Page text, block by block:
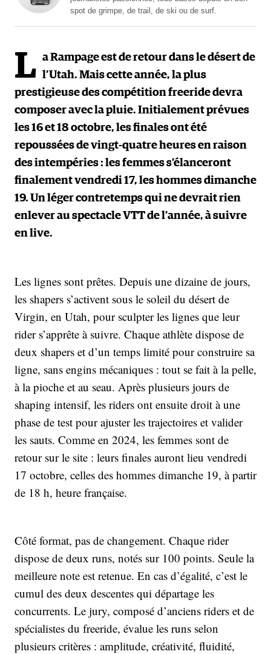
spot de grimpe, de trail, de ski ou de surf.
L a Rampage est de retour dans le désert de
l’Utah. Mais cette année, la plus
prestigieuse des compétition freeride devra
composer avec la pluie. Initialement prévues
les 16 et 18 octobre, les finales ont été
repoussées de vingt-quatre heures en raison
des intempéries : les femmes s’élanceront
finalement vendredi 17, les hommes dimanche
19. Un léger contretemps qui ne devrait rien
enlever au spectacle VTT de l’année, à suivre
en live.
Les lignes sont prêtes. Depuis une dizaine de jours,
les shapers s’activent sous le soleil du désert de
Virgin, en Utah, pour sculpter les lignes que leur
rider s’apprête à suivre. Chaque athlète dispose de
deux shapers et d’un temps limité pour construire sa
ligne, sans engins mécaniques : tout se fait à la pelle,
à la pioche et au seau. Après plusieurs jours de
shaping intensif, les riders ont ensuite droit à une
phase de test pour ajuster les trajectoires et valider
les sauts. Comme en 2024, les femmes sont de
retour sur le site : leurs finales auront lieu vendredi
17 octobre, celles des hommes dimanche 19, à partir
de 18 h, heure française.
Côté format, pas de changement. Chaque rider
dispose de deux runs, notés sur 100 points. Seule la
meilleure note est retenue. En cas d’égalité, c’est le
cumul des deux descentes qui départage les
concurrents. Le jury, composé d’anciens riders et de
spécialistes du freeride, évalue les runs selon
plusieurs critères : amplitude, créativité, fluidité,